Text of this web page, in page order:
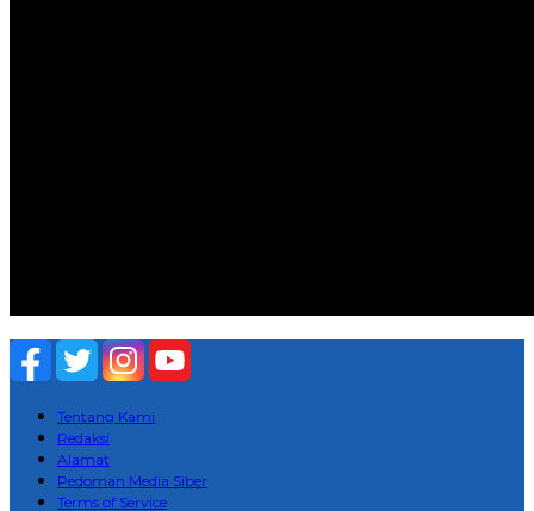
Tentang Kami
Redaksi
Alamat
Pedoman Media Siber
Terms of Service